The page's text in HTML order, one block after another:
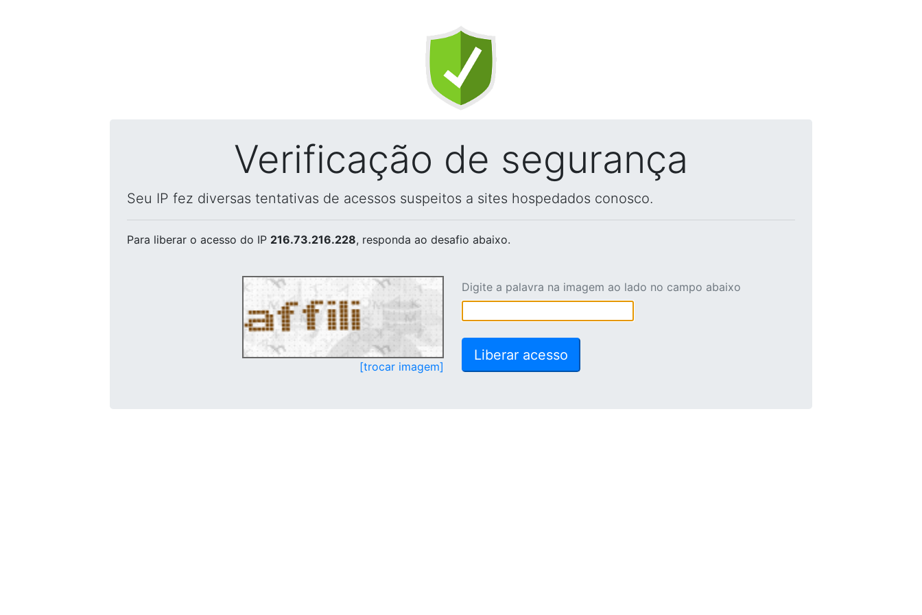
Verificação de segurança
Seu IP fez diversas tentativas de acessos suspeitos a sites hospedados conosco.
Para liberar o acesso do IP 216.73.216.228, responda ao desafio abaixo.
[trocar imagem]
Digite a palavra na imagem ao lado no campo abaixo